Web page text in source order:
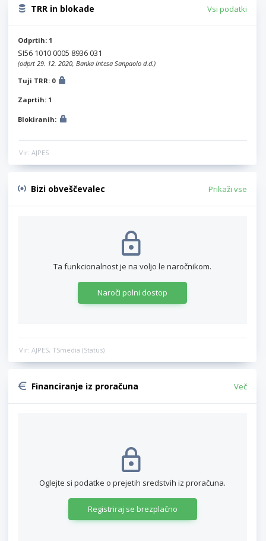
TRR in blokade Vsi podatki
Odprtih: 1
SI56 1010 0005 8936 031
(odprt 29. 12. 2020, Banka Intesa Sanpaolo d.d.)
Tuji TRR: 0
Zaprtih: 1
Blokiranih:
Vir: AJPES
Bizi obveščevalec Prikaži vse
Ta funkcionalnost je na voljo le naročnikom.
Naroči polni dostop
Vir: AJPES, TSmedia (Status)
Financiranje iz proračuna Več
Oglejte si podatke o prejetih sredstvih iz proračuna.
Registriraj se brezplačno